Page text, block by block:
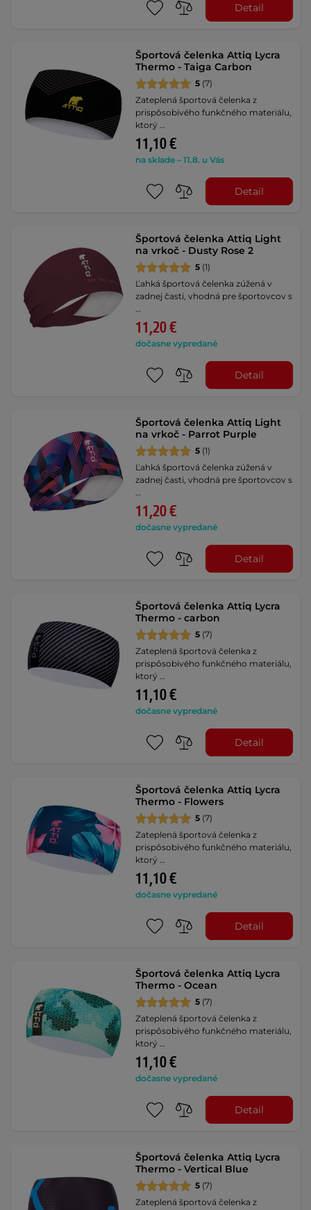
Detail
Športová čelenka Attiq Lycra
Thermo - Taiga Carbon
5 (7)
Zateplená športová čelenka z
prispôsobivého funkčného materiálu,
ktorý …
11,10 €
na sklade – 11.8. u Vás
Detail
Športová čelenka Attiq Light
na vrkoč - Dusty Rose 2
5 (1)
Ľahká športová čelenka zúžená v
zadnej časti, vhodná pre športovcov s
…
11,20 €
dočasne vypredané
Detail
Športová čelenka Attiq Light
na vrkoč - Parrot Purple
5 (1)
Ľahká športová čelenka zúžená v
zadnej časti, vhodná pre športovcov s
…
11,20 €
dočasne vypredané
Detail
Športová čelenka Attiq Lycra
Thermo - carbon
5 (7)
Zateplená športová čelenka z
prispôsobivého funkčného materiálu,
ktorý …
11,10 €
dočasne vypredané
Detail
Športová čelenka Attiq Lycra
Thermo - Flowers
5 (7)
Zateplená športová čelenka z
prispôsobivého funkčného materiálu,
ktorý …
11,10 €
dočasne vypredané
Detail
Športová čelenka Attiq Lycra
Thermo - Ocean
5 (7)
Zateplená športová čelenka z
prispôsobivého funkčného materiálu,
ktorý …
11,10 €
dočasne vypredané
Detail
Športová čelenka Attiq Lycra
Thermo - Vertical Blue
5 (7)
Zateplená športová čelenka z